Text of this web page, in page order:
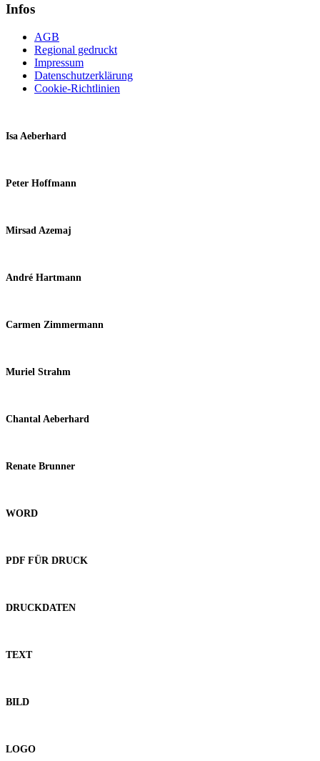
Infos
AGB
Regional gedruckt
Impressum
Datenschutzerklärung
Cookie-Richtlinien
Isa Aeberhard
Peter Hoffmann
Mirsad Azemaj
André Hartmann
Carmen Zimmermann
Muriel Strahm
Chantal Aeberhard
Renate Brunner
WORD
PDF FÜR DRUCK
DRUCKDATEN
TEXT
BILD
LOGO